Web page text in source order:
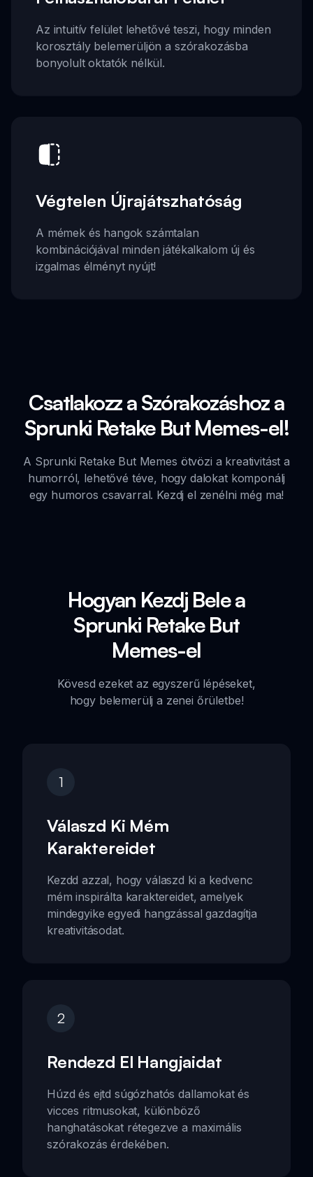
Az intuitív felület lehetővé teszi, hogy minden
korosztály belemerüljön a szórakozásba
bonyolult oktatók nélkül.
Végtelen Újrajátszhatóság
A mémek és hangok számtalan
kombinációjával minden játékalkalom új és
izgalmas élményt nyújt!
Csatlakozz a Szórakozáshoz a
Sprunki Retake But Memes-el!
A Sprunki Retake But Memes ötvözi a kreativitást a
humorról, lehetővé téve, hogy dalokat komponálj
egy humoros csavarral. Kezdj el zenélni még ma!
Hogyan Kezdj Bele a
Sprunki Retake But
Memes-el
Kövesd ezeket az egyszerű lépéseket,
hogy belemerülj a zenei őrületbe!
1
Válaszd Ki Mém
Karaktereidet
Kezdd azzal, hogy válaszd ki a kedvenc
mém inspirálta karaktereidet, amelyek
mindegyike egyedi hangzással gazdagítja
kreativitásodat.
2
Rendezd El Hangjaidat
Húzd és ejtd súgózhatós dallamokat és
vicces ritmusokat, különböző
hanghatásokat rétegezve a maximális
szórakozás érdekében.